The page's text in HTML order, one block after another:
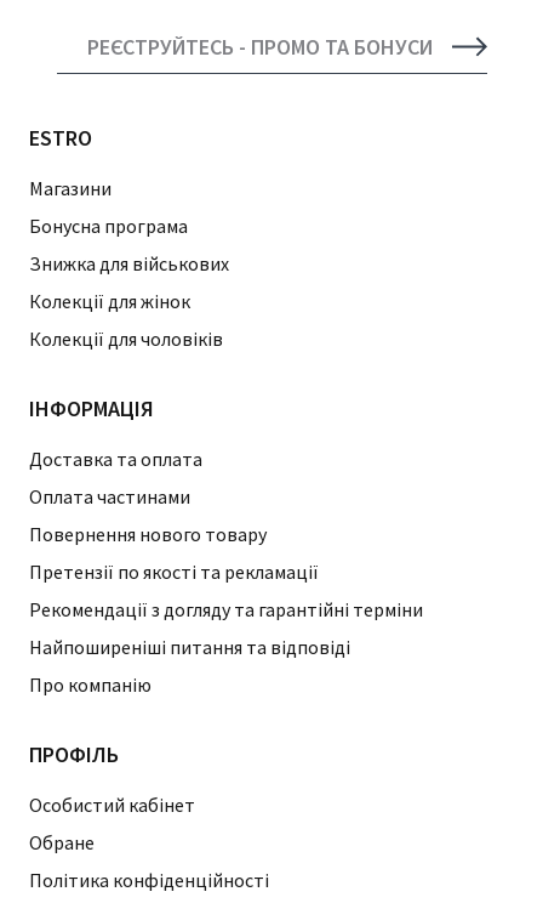
РЕЄСТРУЙТЕСЬ - ПРОМО ТА БОНУСИ
ESTRO
Магазини
Бонусна програма
Знижка для військових
Колекції для жінок
Колекції для чоловіків
ІНФОРМАЦІЯ
Доставка та оплата
Оплата частинами
Повернення нового товару
Претензії по якості та рекламації
Рекомендації з догляду та гарантійні терміни
Найпоширеніші питання та відповіді
Про компанію
ПРОФІЛЬ
Особистий кабінет
Обране
Політика конфіденційності